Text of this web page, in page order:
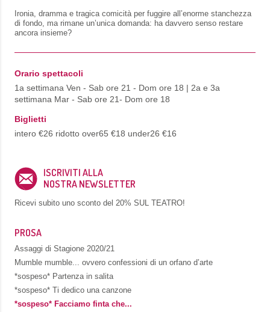
Ironia, dramma e tragica comicità per fuggire all’enorme stanchezza
di fondo, ma rimane un’unica domanda: ha davvero senso restare
ancora insieme?
Orario spettacoli
1a settimana Ven - Sab ore 21 - Dom ore 18 | 2a e 3a
settimana Mar - Sab ore 21- Dom ore 18
Biglietti
intero €26 ridotto over65 €18 under26 €16
ISCRIVITI ALLA
NOSTRA NEWSLETTER
Ricevi subito uno sconto del 20% SUL TEATRO!
PROSA
Assaggi di Stagione 2020/21
Mumble mumble... ovvero confessioni di un orfano d’arte
*sospeso* Partenza in salita
*sospeso* Ti dedico una canzone
*sospeso* Facciamo finta che...